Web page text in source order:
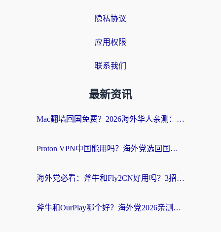
隐私协议
应用权限
联系我们
最新资讯
Mac翻墙回国免费？2026海外华人亲测：从CCTV5直播到国内APP，这样选加速器才靠谱
Proton VPN中国能用吗？海外党选回国加速器的避坑指南（附番茄加速器实测）
海外党必看：斧牛和Fly2CN好用吗？3招教你选对回国加速器（附免费试用攻略）
斧牛和OurPlay哪个好？海外党2026亲测：选对加速器，国内资源秒加载